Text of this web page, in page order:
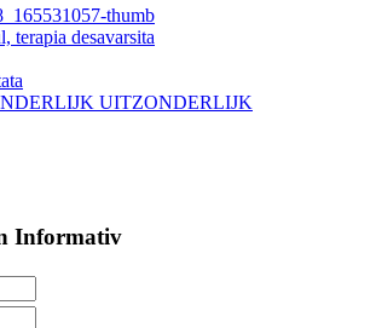
terapia desavarsita
UITZONDERLIJK
Informativ